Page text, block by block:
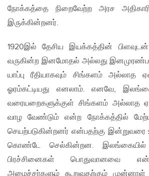
நோக்கத்தை நிறைவேற்ற அரச
இருக்கின்றனர்.
1920இல் தேசிய இயக்கத்தின் பிளவுடன்
வருகின்ற இனமோதல் அல்லது
யாப்பு ரீதியாகவும் சிங்களம்
ஓரம்கட்டியது எனலாம். எனவே,
வரையறைகளுக்குள் சிங்களம் அல்லாத
வாழ வேண்டும் என்ற நோக்கத்தில்
செயற்படுகின்றனர் என்பதற்கு
கொண்டே செல்கின்றன. இலங்கையில்
பிரச்சினைகள் பொதுவானவை
அமைச்சர்களும் கூறுவதற்கும் முன்னாள்